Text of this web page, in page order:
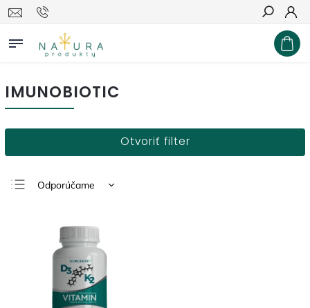
Hľadať
IMUNOBIOTIC
Otvoriť filter
Odporúčame
Najdrahšie
Najpredávanejšie
Abecedne